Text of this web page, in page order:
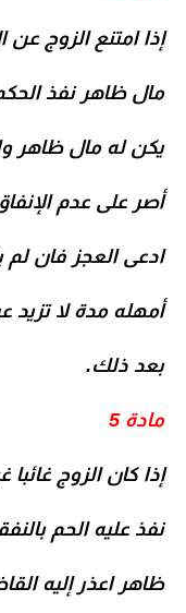
إذا امتنع الزوج
مال ظاهر نفذ
يكن له مال ظاهر
أصر على عدم
ادعى العجز فان لم
أمهله مدة لا
بعد ذلك.
مادة 5
إذا كان الزوج
نفذ عليه الحم
ظاهر اعذر إليه